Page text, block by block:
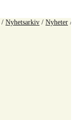
/ Nyhetsarkiv / Nyheter /